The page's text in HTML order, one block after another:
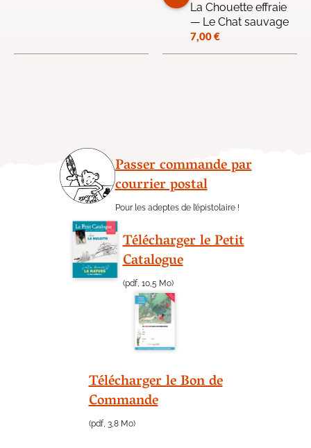
La Chouette effraie
— Le Chat sauvage
7,00€
Passer commande par
courrier postal
Pour les adeptes de l’épistolaire !
Télécharger le Petit
Catalogue
(pdf, 10,5 Mo)
Télécharger le Bon de
Commande
(pdf, 3,8 Mo)